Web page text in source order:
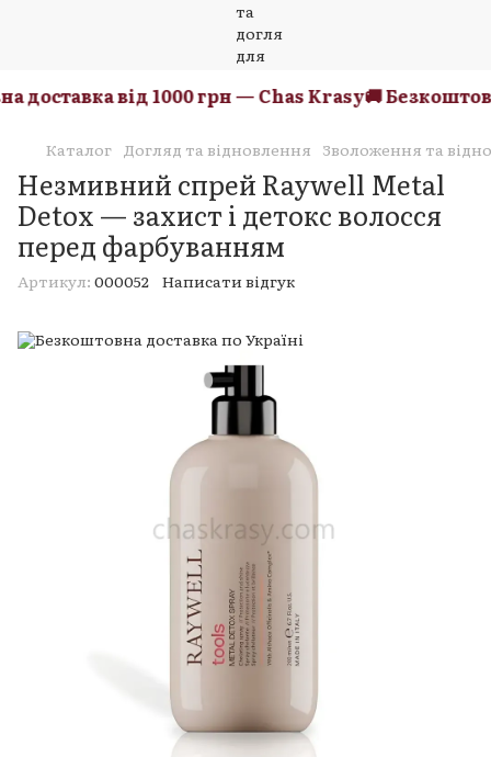
від 1000 грн — Chas Krasy🚚
Каталог Догляд та відновлення Зволоження та
Незмивний спрей Raywell Metal
Detox — захист і детокс волосся
перед фарбуванням
Артикул: 000052 Написати відгук